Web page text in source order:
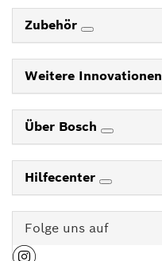
Zubehör
Weitere Innovationen
Über Bosch
Hilfecenter
Folge uns auf